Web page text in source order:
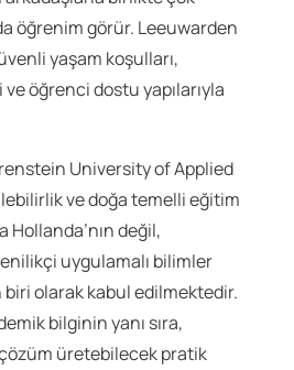
öğrenim görür. Leeuwarden
yaşam koşulları,
öğrenci dostu yapılarıyla
University of Applied
ve doğa temelli eğitim
Hollanda’nın değil,
uygulamalı bilimler
olarak kabul edilmektedir.
bilginin yanı sıra,
üretebilecek pratik